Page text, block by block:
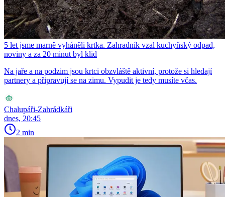
5 let jsme marně vyháněli krtka. Zahradník vzal kuchyňský odpad,
noviny a za 20 minut byl klid
Na jaře a na podzim jsou krtci obzvláště aktivní, protože si hledají
partnery a připravují se na zimu. Vypudit je tedy musíte včas.
Chalupáři-Zahrádkáři
dnes, 20:45
2 min